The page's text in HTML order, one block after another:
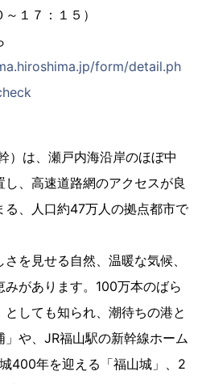
１７：１５）
form/detail.ph
は、瀬戸内海沿岸のほぼ中
、高速道路網のアクセスが良
る、人口約47万人の拠点都市で
を見せる自然、温暖な気候、
があります。100万本のばら
しても知られ、潮待ちの港と
」や、JR福山駅の新幹線ホーム
400年を迎える「福山城」、2